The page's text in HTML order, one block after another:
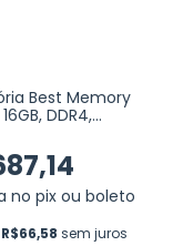
Best Memory
DDR4,
no pix ou boleto
R$66,58 sem juros